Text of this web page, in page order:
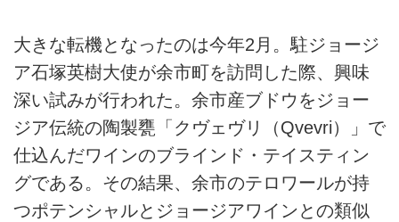
大きな転機となったのは今年2月。駐ジョージ
ア石塚英樹大使が余市町を訪問した際、興味
深い試みが行われた。余市産ブドウをジョー
ジア伝統の陶製甕「クヴェヴリ（Qvevri）」で
仕込んだワインのブラインド・テイスティン
グである。その結果、余市のテロワールが持
つポテンシャルとジョージアワインとの類似